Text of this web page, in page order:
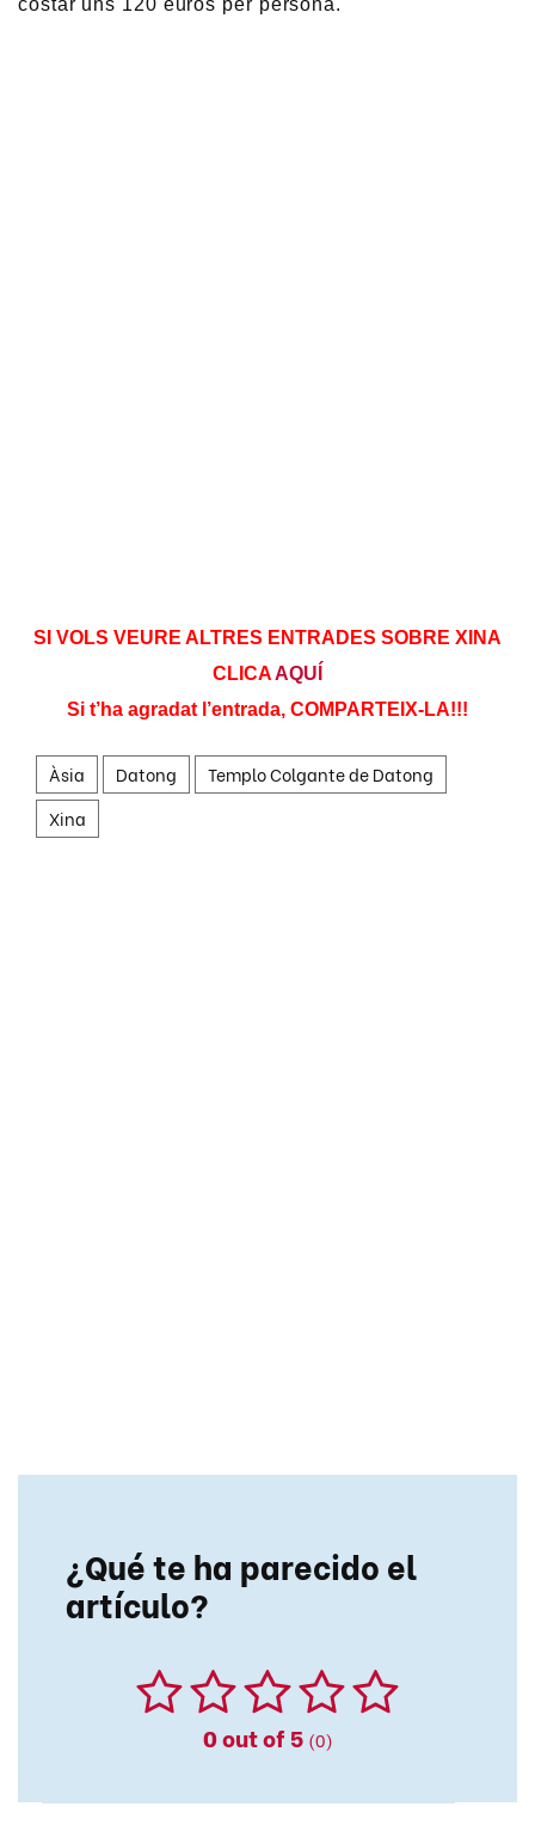
costar uns 120 euros per persona.
SI VOLS VEURE ALTRES ENTRADES SOBRE XINA
CLICAAQUÍ
Si t’ha agradat l’entrada, COMPARTEIX-LA!!!
Àsia Datong
Templo Colgante de Datong
Xina
¿Qué te ha parecido el
artículo?
0out of 5 (0)